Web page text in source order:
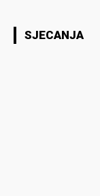
SJECANJA